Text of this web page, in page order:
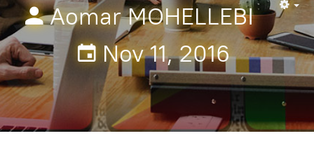
Aomar MOHELLEBI
Nov 11, 2016